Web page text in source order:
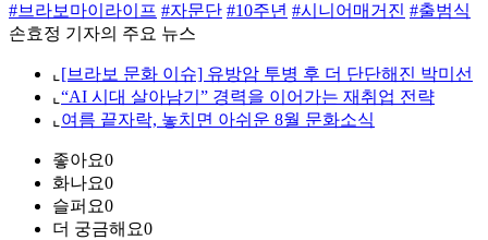
#브라보마이라이프 #자문단 #10주년 #시니어매거진 #출범식
손효정 기자의 주요 뉴스
⌞ [브라보 문화 이슈] 유방암 투병 후 더 단단해진 박미선
⌞ “AI 시대 살아남기” 경력을 이어가는 재취업 전략
⌞ 여름 끝자락, 놓치면 아쉬운 8월 문화소식
좋아요0
화나요0
슬퍼요0
더 궁금해요0